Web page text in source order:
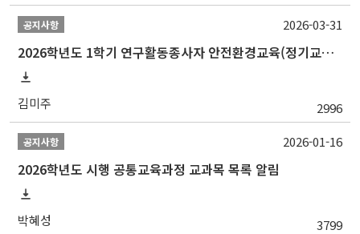
공지사항
2026학년도 1학기 연구활동종사자 안전환경교육(정기교육) 실시 안내
김미주 2996
2026-03-31
공지사항
2026학년도 시행 공통교육과정 교과목 목록 알림
박혜성 3799
2026-01-16